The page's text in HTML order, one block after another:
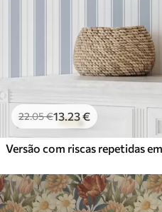
22.05€13.23€